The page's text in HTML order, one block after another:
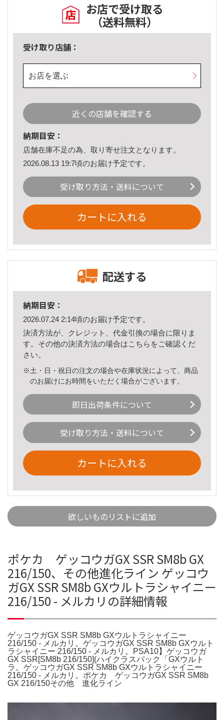
お店で受け取る
（送料無料）
受け取り店舗：
お店を選ぶ
近くの店舗を確認する
納期目安：
店舗在庫不足の為、取り寄せ注文となります。
2026.08.13 19:7頃のお届け予定です。
受け取り方法・送料について
カートに入れる
配送する
納期目安：
2026.07.24 2:14頃のお届け予定です。
決済方法が、クレジット、代金引換の場合に限りま
す。その他の決済方法の場合はこちら をご確認くだ
さい。
※土・日・祝日の注文の場合や在庫状況によって、商品
のお届けにお時間をいただく場合がございます。
即日出荷条件について
受け取り方法・送料について
カートに入れる
欲しいものリストに追加
ポケカ ゲッコウガGX SSR SM8b GX
216/150、その他進化ライン ゲッコウ
ガGX SSR SM8b GXウルトラシャイニー
216/150 - メルカリの詳細情報
ゲッコウガGX SSR SM8b GXウルトラシャイニー
216/150 - メルカリ。ゲッコウガGX SSR SM8b GXウルト
ラシャイニー 216/150 - メルカリ。PSA10】ゲッコウガ
GX SSR[SM8b 216/150](ハイクラスパック「GXウルト
ラ。ゲッコウガGX SSR SM8b GXウルトラシャイニー
216/150 - メルカリ。ポケカ ゲッコウガGX SSR SM8b
GX 216/150その他 進化ライン